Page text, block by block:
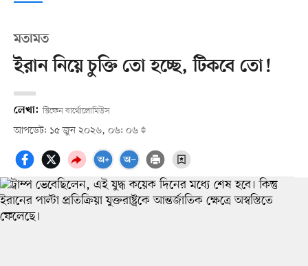
মতামত
ইরান নিয়ে চুক্তি তো হচ্ছে, টিকবে তো!
লেখা: স্টিফেন বার্থোলোমিউস
আপডেট: ১৫ জুন ২০২৬, ০৬: ০৬